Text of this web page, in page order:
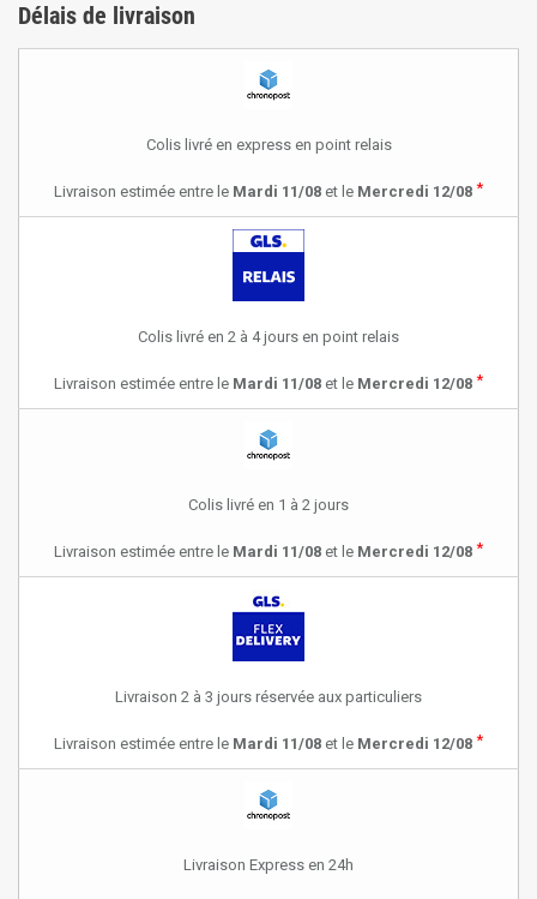
Délais de livraison
Colis livré en express en point relais
Livraison estimée entre le Mardi 11/08 et le Mercredi 12/08 *
Colis livré en 2 à 4 jours en point relais
Livraison estimée entre le Mardi 11/08 et le Mercredi 12/08 *
Colis livré en 1 à 2 jours
Livraison estimée entre le Mardi 11/08 et le Mercredi 12/08 *
Livraison 2 à 3 jours réservée aux particuliers
Livraison estimée entre le Mardi 11/08 et le Mercredi 12/08 *
Livraison Express en 24h